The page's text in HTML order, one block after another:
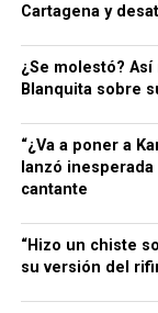
Cartagena y
¿Se molestó?
Blanquita sobre
“¿Va a poner a
lanzó
cantante
“Hizo un chiste
su versión del